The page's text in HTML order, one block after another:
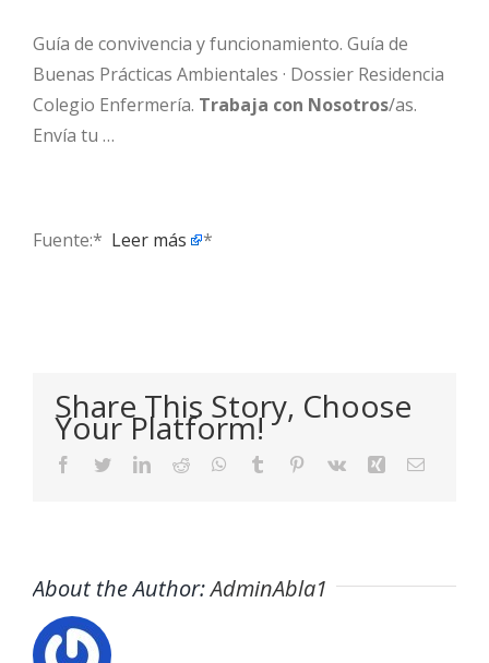
Guía de convivencia y funcionamiento. Guía de
Buenas Prácticas Ambientales · Dossier Residencia
Colegio Enfermería. Trabaja con Nosotros/as.
Envía tu …
Fuente:* ​ Leer más *
Share This Story, Choose
Your Platform!
Facebook
TwitterLinkedIn
Reddit WhatsApp
Tumblr Pinterest
Vk Xing Email
About the Author:AdminAbla1